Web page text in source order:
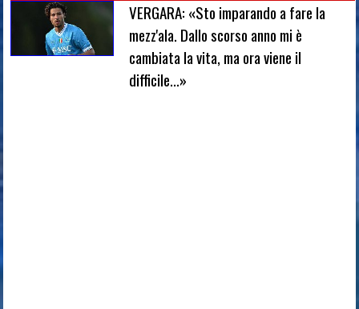
VERGARA: «Sto imparando a fare la
mezz'ala. Dallo scorso anno mi è
cambiata la vita, ma ora viene il
difficile...»